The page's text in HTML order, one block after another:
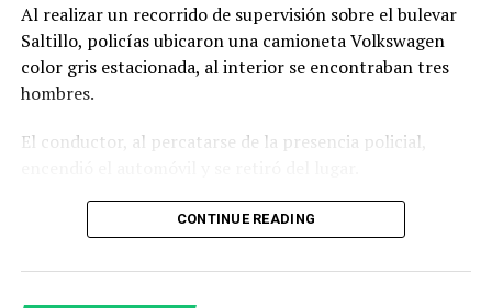
Al realizar un recorrido de supervisión sobre el bulevar
Saltillo, policías ubicaron una camioneta Volkswagen
color gris estacionada, al interior se encontraban tres
hombres.
El conductor, al percatarse de la presencia policial,
Al circular cerca del vehículo, los oficiales observaron a
simple vista botellas de cerveza, por lo que le indicaron
detener la marcha ante una posible falta administrativa;
CONTINUE READING